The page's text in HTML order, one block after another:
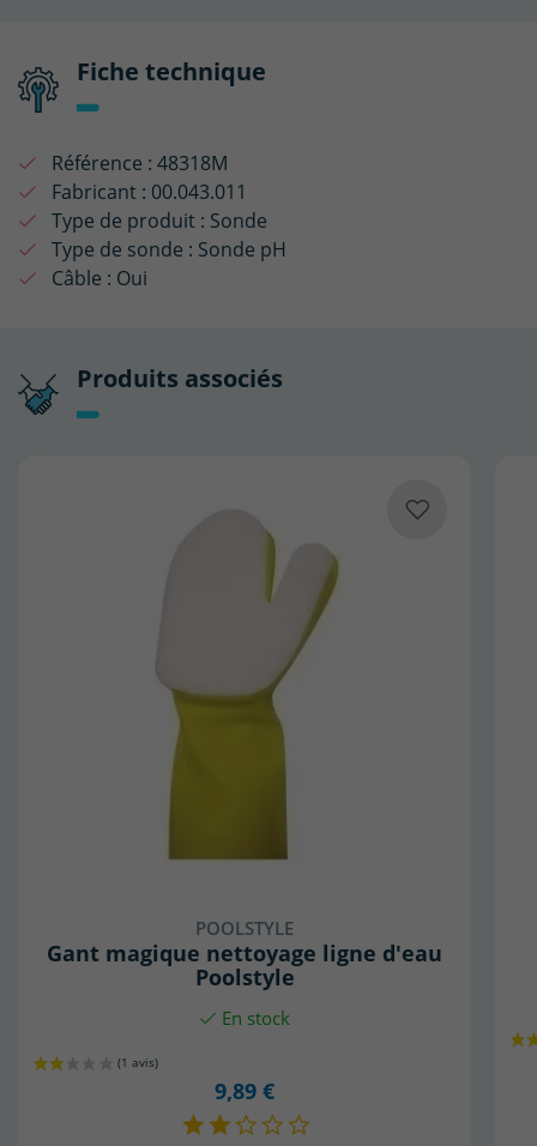
Fiche technique
Référence : 48318M
Fabricant : 00.043.011
Type de produit : Sonde
Type de sonde : Sonde pH
Câble : Oui
Produits associés
POOLSTYLE
Gant magique nettoyage ligne d'eau
Poolstyle
En stock
9,89 €